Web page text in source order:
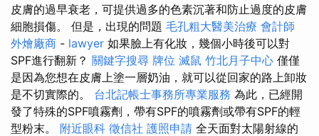
皮膚的過早衰老，可提供過多的色素沉著和防止過度的皮膚
細胞損傷。 但是，出現的問題 毛孔粗大醫美治療 會計師
外燴廠商 - lawyer 如果臉上有化妝，幾個小時後可以對
SPF進行翻新？ 關鍵字搜尋 牌位 滅鼠 竹北月子中心 僅僅
是因為您想在皮膚上塗一層奶油，就可以從回家的路上卸妝
是不切實際的。 台北記帳士事務所專業服務 為此，已經開
發了特殊的SPF噴霧劑，帶有SPF的噴霧劑或帶有SPF的輕
型粉末。 附近眼科 徵信社 護照申請 全天面對太陽射線的